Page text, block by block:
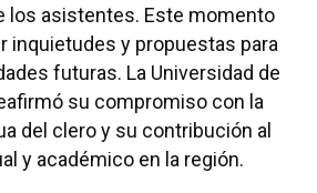
los asistentes. Este momento
inquietudes y propuestas para
futuras. La Universidad de
su compromiso con la
del clero y su contribución al
y académico en la región.